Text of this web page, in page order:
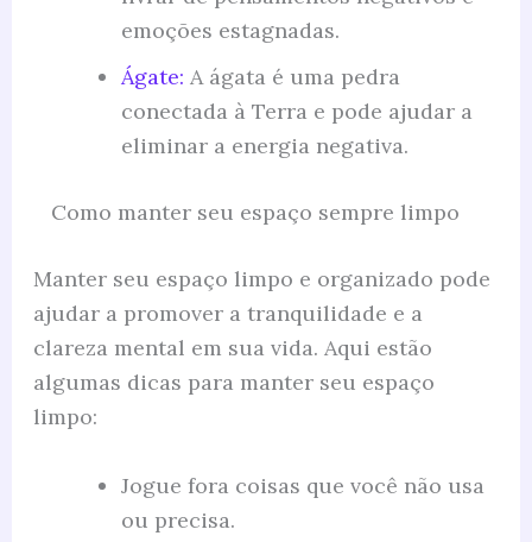
emoções estagnadas.
Ágate: A ágata é uma pedra
conectada à Terra e pode ajudar a
eliminar a energia negativa.
Como manter seu espaço sempre limpo
Manter seu espaço limpo e organizado pode
ajudar a promover a tranquilidade e a
clareza mental em sua vida. Aqui estão
algumas dicas para manter seu espaço
limpo:
Jogue fora coisas que você não usa
ou precisa.